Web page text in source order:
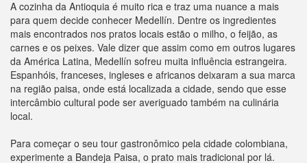
A cozinha da Antioquia é muito rica e traz uma nuance a mais
para quem decide conhecer Medellín. Dentre os ingredientes
mais encontrados nos pratos locais estão o milho, o feijão, as
carnes e os peixes. Vale dizer que assim como em outros lugares
da América Latina, Medellín sofreu muita influência estrangeira.
Espanhóis, franceses, ingleses e africanos deixaram a sua marca
na região paisa, onde está localizada a cidade, sendo que esse
intercâmbio cultural pode ser averiguado também na culinária
local.
Para começar o seu tour gastronômico pela cidade colombiana,
experimente a Bandeja Paisa, o prato mais tradicional por lá.